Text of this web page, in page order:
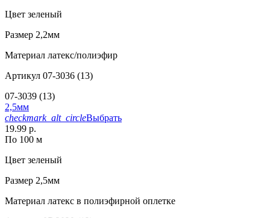
Цвет зеленый
Размер 2,2мм
Материал латекс/полиэфир
Артикул 07-3036 (13)
07-3039 (13)
2,5мм
checkmark_alt_circleВыбрать
19.99 р.
По 100 м
Цвет зеленый
Размер 2,5мм
Материал латекс в полиэфирной оплетке